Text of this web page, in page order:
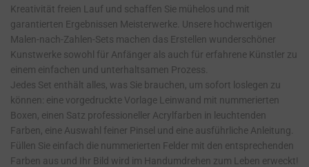
Kreativität freien Lauf und schaffen Sie mühelos und mit
garantierten Ergebnissen Meisterwerke. Unsere hochwertigen
Malen-nach-Zahlen-Sets machen das Erstellen wunderschöner
Kunstwerke sowohl für Anfänger als auch für erfahrene Künstler zu
einem einfachen und unterhaltsamen Prozess.
Jedes Set enthält alles, was Sie brauchen, um sofort loslegen zu
können: eine vorgedruckte Vorlage Leinwand mit nummerierten
Boxen, einen Satz professioneller Acrylfarben in leuchtenden
Farben, eine Auswahl feiner Pinsel und eine ausführliche Anleitung.
Füllen Sie einfach die nummerierten Felder mit den entsprechenden
Farben aus und Ihr Bild wird im Handumdrehen zum Leben erweckt!